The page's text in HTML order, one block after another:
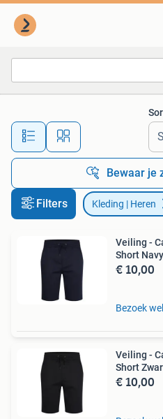
Alle
Bewaar je
Filters Kleding | Heren
Veiling -
Short
€ 10,00
Bezoek
Veiling -
Short
€ 10,00